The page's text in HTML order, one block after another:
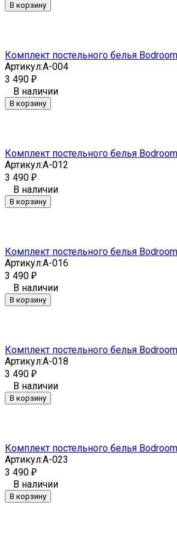
В корзину
Комплект постельного белья
Артикул:A-004
3 490 ₽
В наличии
В корзину
Комплект постельного белья
Артикул:A-012
3 490 ₽
В наличии
В корзину
Комплект постельного белья
Артикул:A-016
3 490 ₽
В наличии
В корзину
Комплект постельного белья
Артикул:A-018
3 490 ₽
В наличии
В корзину
Комплект постельного белья
Артикул:A-023
3 490 ₽
В наличии
В корзину